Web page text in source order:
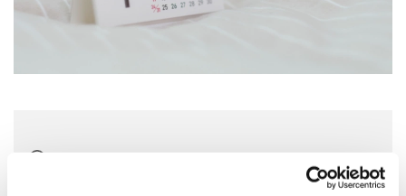
Mittwoch, 26. Mai 2027, 16:00 Uhr